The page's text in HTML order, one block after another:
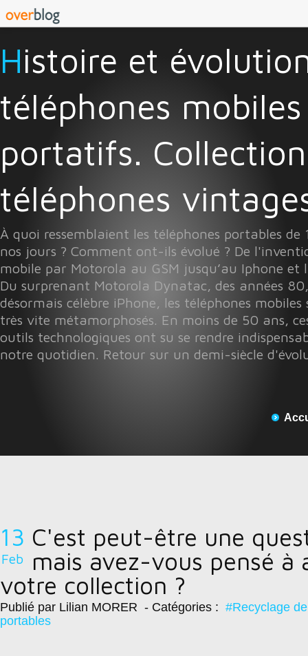
Histoire et évolution des
téléphones mobiles
portatifs.
téléphones
À quoi ressemblaient les téléphones portables de
nos jours ? Comment ont-ils évolué ? De
mobile par Motorola au GSM jusqu’au Iphone et
Du surprenant Motorola Dynatac, des années
désormais célèbre iPhone, les téléphones mobiles
très vite métamorphosés. En moins de 50 ans,
outils technologiques ont su se rendre
notre quotidien. Retour sur un demi-siècle
13
Feb
C'est peut-être une
mais avez-vous pensé à
votre collection ?
Publié par Lilian MORER - Catégories : #Recyclage
portables